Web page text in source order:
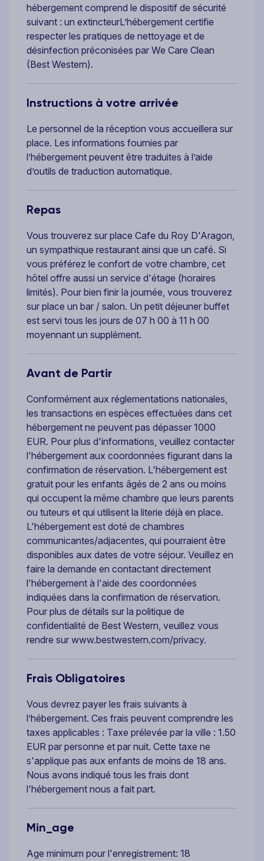
hébergement comprend le dispositif de sécurité
suivant : un extincteurL’hébergement certifie
respecter les pratiques de nettoyage et de
désinfection préconisées par We Care Clean
(Best Western).
Instructions à votre arrivée
Le personnel de la réception vous accueillera sur
place. Les informations fournies par
l’hébergement peuvent être traduites à l’aide
d’outils de traduction automatique.
Repas
Vous trouverez sur place Cafe du Roy D'Aragon,
un sympathique restaurant ainsi que un café. Si
vous préférez le confort de votre chambre, cet
hôtel offre aussi un service d'étage (horaires
limités). Pour bien finir la journée, vous trouverez
sur place un bar / salon. Un petit déjeuner buffet
est servi tous les jours de 07 h 00 à 11 h 00
moyennant un supplément.
Avant de Partir
Conformément aux réglementations nationales,
les transactions en espèces effectuées dans cet
hébergement ne peuvent pas dépasser 1000
EUR. Pour plus d'informations, veuillez contacter
l'hébergement aux coordonnées figurant dans la
confirmation de réservation. L'hébergement est
gratuit pour les enfants âgés de 2 ans ou moins
qui occupent la même chambre que leurs parents
ou tuteurs et qui utilisent la literie déjà en place.
L'hébergement est doté de chambres
communicantes/adjacentes, qui pourraient être
disponibles aux dates de votre séjour. Veuillez en
faire la demande en contactant directement
l'hébergement à l'aide des coordonnées
indiquées dans la confirmation de réservation.
Pour plus de détails sur la politique de
confidentialité de Best Western, veuillez vous
rendre sur www.bestwestern.com/privacy.
Frais Obligatoires
Vous devrez payer les frais suivants à
l’hébergement. Ces frais peuvent comprendre les
taxes applicables : Taxe prélevée par la ville : 1.50
EUR par personne et par nuit. Cette taxe ne
s'applique pas aux enfants de moins de 18 ans.
Nous avons indiqué tous les frais dont
l'hébergement nous a fait part.
Min_age
Age minimum pour l'enregistrement: 18